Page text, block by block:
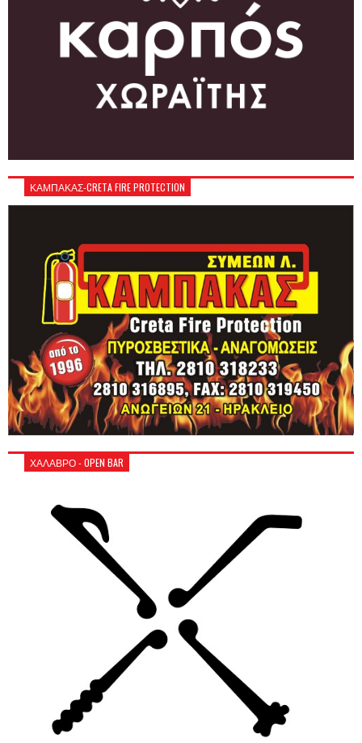
ΚΑΜΠΑΚΑΣ-CRETA FIRE PROTECTION
ΧΑΛΑΒΡΟ - OPEN BAR